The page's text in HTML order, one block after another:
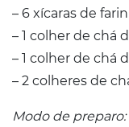
– 6 xícaras de
– 1 colher de chá
– 1 colher de chá
– 2 colheres de
Modo de preparo: